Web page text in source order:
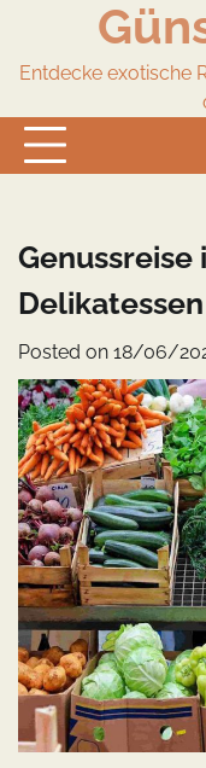
content
Entdecke exotische
Genussreise
Posted on 18/06/